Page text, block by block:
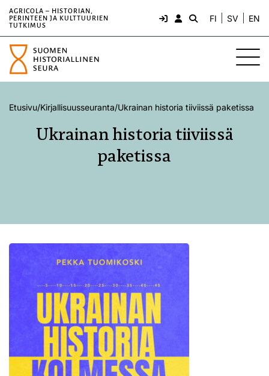
AGRICOLA – HISTORIAN,
PERINTEEN JA KULTTUURIEN
TUTKIMUS
FI SV EN
Etusivu/Kirjallisuusseuranta/Ukrainan historia tiiviissä paketissa
Ukrainan historia tiiviissä
paketissa